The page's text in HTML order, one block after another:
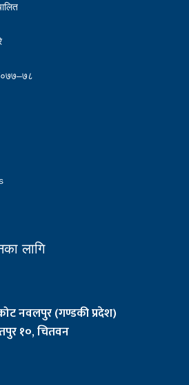
०७७–७८
लागि
नवलपुर (गण्डकी प्रदेश)
१०, चितवन